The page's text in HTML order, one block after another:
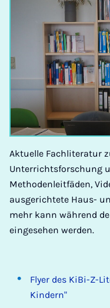
Aktuelle Fachliteratur
Unterrichtsforschung
Methodenleitfäden,
ausgerichtete Haus-
mehr kann während
eingesehen werden.
Flyer des KiBi-Z-
Kindern"